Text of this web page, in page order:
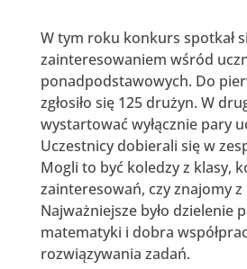
W tym roku konkurs spotkał
zainteresowaniem wśród
ponadpodstawowych. Do
zgłosiło się 125 drużyn. W
wystartować wyłącznie pary
Uczestnicy dobierali się w
Mogli to być koledzy z klasy,
zainteresowań, czy znajomy z
Najważniejsze było dzielenie
matematyki i dobra
rozwiązywania zadań.